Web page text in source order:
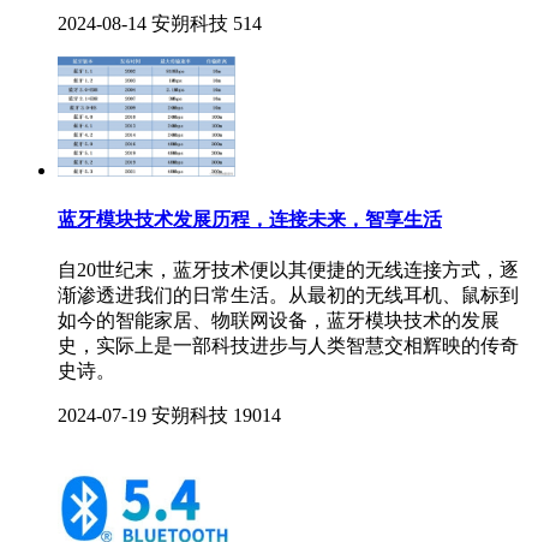
2024-08-14 安朔科技 514
蓝牙模块技术发展历程，连接未来，智享生活
​自20世纪末，蓝牙技术便以其便捷的无线连接方式，逐
渐渗透进我们的日常生活。从最初的无线耳机、鼠标到
如今的智能家居、物联网设备，蓝牙模块技术的发展
史，实际上是一部科技进步与人类智慧交相辉映的传奇
史诗。
2024-07-19 安朔科技 19014